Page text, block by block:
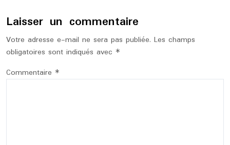
Laisser un commentaire
Votre adresse e-mail ne sera pas publiée. Les champs
obligatoires sont indiqués avec *
Commentaire *